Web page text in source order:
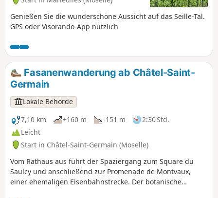
Genießen Sie die wunderschöne Aussicht auf das Seille-Tal.
GPS oder Visorando-App nützlich
Fasanenwanderung ab Châtel-Saint-
Germain
Lokale Behörde
7,10 km
+160 m -151 m
2:30 Std.
Leicht
Start in Châtel-Saint-Germain (Moselle)
Vom Rathaus aus führt der Spaziergang zum Square du
Saulcy und anschließend zur Promenade de Montvaux,
einer ehemaligen Eisenbahnstrecke. Der botanische